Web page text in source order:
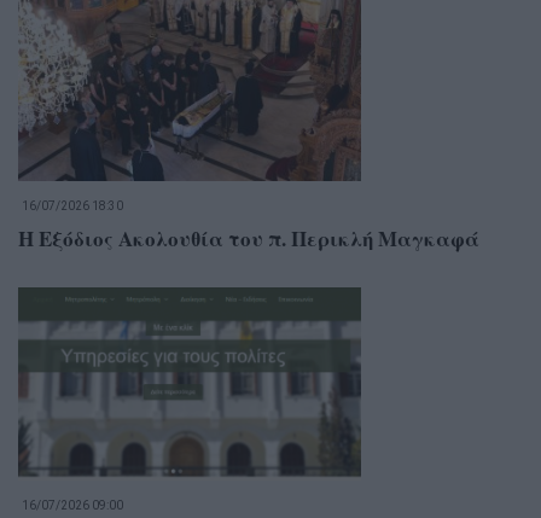
16/07/2026 18:30
Η Εξόδιος Ακολουθία του π. Περικλή Μαγκαφά
16/07/2026 09:00